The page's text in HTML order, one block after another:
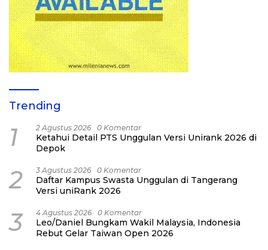
Trending
1 2 Agustus 2026 0 Komentar
Ketahui Detail PTS Unggulan Versi Unirank 2026 di
Depok
2 3 Agustus 2026 0 Komentar
Daftar Kampus Swasta Unggulan di Tangerang
Versi uniRank 2026
3 4 Agustus 2026 0 Komentar
Leo/Daniel Bungkam Wakil Malaysia, Indonesia
Rebut Gelar Taiwan Open 2026